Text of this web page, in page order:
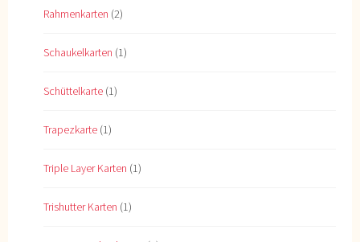
Rahmenkarten (2)
Schaukelkarten (1)
Schüttelkarte (1)
Trapezkarte (1)
Triple Layer Karten (1)
Trishutter Karten (1)